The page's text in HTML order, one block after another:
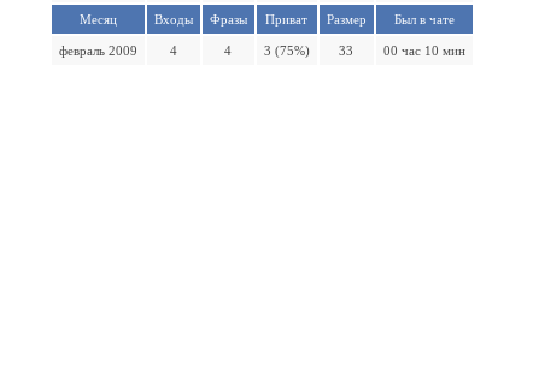
Месяц Входы Фразы Приват Размер Был в чате
февраль 2009 4 4 3 (75%) 33 00 час 10 мин